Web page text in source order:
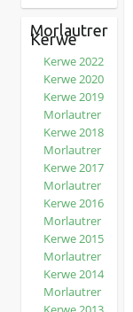
Morlautrer
Kerwe
Kerwe 2022
Kerwe 2020
Kerwe 2019
Morlautrer
Kerwe 2018
Morlautrer
Kerwe 2017
Morlautrer
Kerwe 2016
Morlautrer
Kerwe 2015
Morlautrer
Kerwe 2014
Morlautrer